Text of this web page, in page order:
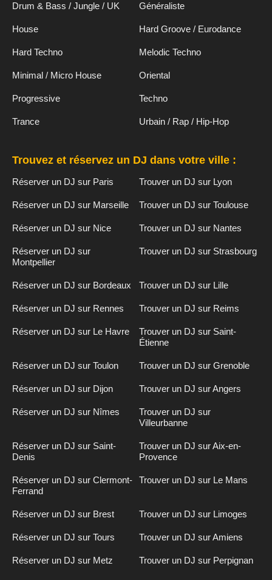
Drum & Bass / Jungle / UK Généraliste
House Hard Groove / Eurodance
Hard Techno Melodic Techno
Minimal / Micro House Oriental
Progressive Techno
Trance Urbain / Rap / Hip-Hop
Trouvez et réservez un DJ dans votre ville :
Réserver un DJ sur Paris Trouver un DJ sur Lyon
Réserver un DJ sur Marseille Trouver un DJ sur Toulouse
Réserver un DJ sur Nice Trouver un DJ sur Nantes
Réserver un DJ sur
Montpellier
Trouver un DJ sur Strasbourg
Réserver un DJ sur Bordeaux Trouver un DJ sur Lille
Réserver un DJ sur Rennes Trouver un DJ sur Reims
Réserver un DJ sur Le Havre
Trouver un DJ sur Saint-
Étienne
Réserver un DJ sur Toulon Trouver un DJ sur Grenoble
Réserver un DJ sur Dijon Trouver un DJ sur Angers
Réserver un DJ sur Nîmes
Trouver un DJ sur
Villeurbanne
Réserver un DJ sur Saint-
Denis
Trouver un DJ sur Aix-en-
Provence
Réserver un DJ sur Clermont-
Ferrand
Trouver un DJ sur Le Mans
Réserver un DJ sur Brest Trouver un DJ sur Limoges
Réserver un DJ sur Tours Trouver un DJ sur Amiens
Réserver un DJ sur Metz Trouver un DJ sur Perpignan